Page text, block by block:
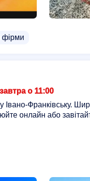
фірми
о 11:00
Івано-Франківську.
онлайн або